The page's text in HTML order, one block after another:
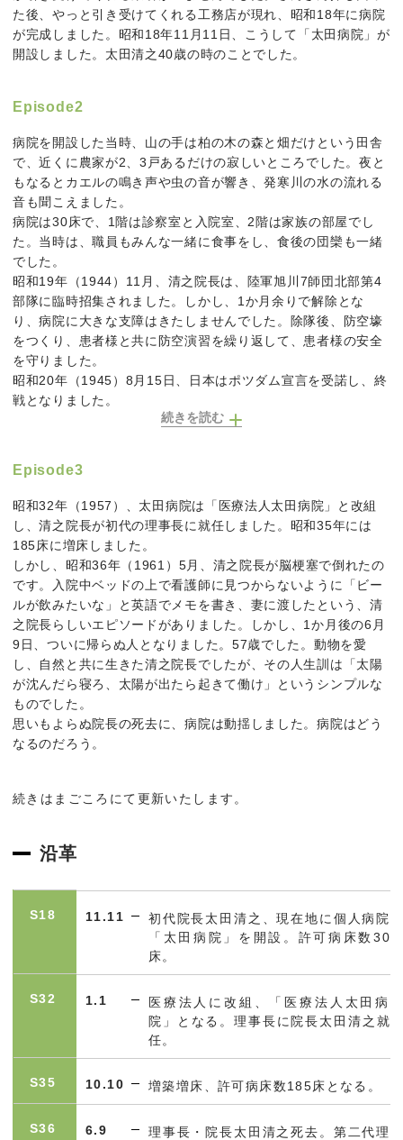
た後、やっと引き受けてくれる工務店が現れ、昭和18年に病院
が完成しました。昭和18年11月11日、こうして「太田病院」が
開設しました。太田清之40歳の時のことでした。
Episode2
病院を開設した当時、山の手は柏の木の森と畑だけという田舎
で、近くに農家が2、3戸あるだけの寂しいところでした。夜と
もなるとカエルの鳴き声や虫の音が響き、発寒川の水の流れる
音も聞こえました。
病院は30床で、1階は診察室と入院室、2階は家族の部屋でし
た。当時は、職員もみんな一緒に食事をし、食後の団欒も一緒
でした。
昭和19年（1944）11月、清之院長は、陸軍旭川7師団北部第4
部隊に臨時招集されました。しかし、1か月余りで解除とな
り、病院に大きな支障はきたしませんでした。除隊後、防空壕
をつくり、患者様と共に防空演習を繰り返して、患者様の安全
を守りました。
昭和20年（1945）8月15日、日本はポツダム宣言を受諾し、終
戦となりました。
続きを読む
Episode3
昭和32年（1957）、太田病院は「医療法人太田病院」と改組
し、清之院長が初代の理事長に就任しました。昭和35年には
185床に増床しました。
しかし、昭和36年（1961）5月、清之院長が脳梗塞で倒れたの
です。入院中ベッドの上で看護師に見つからないように「ビー
ルが飲みたいな」と英語でメモを書き、妻に渡したという、清
之院長らしいエピソードがありました。しかし、1か月後の6月
9日、ついに帰らぬ人となりました。57歳でした。動物を愛
し、自然と共に生きた清之院長でしたが、その人生訓は「太陽
が沈んだら寝ろ、太陽が出たら起きて働け」というシンプルな
ものでした。
思いもよらぬ院長の死去に、病院は動揺しました。病院はどう
なるのだろう。
続きはまごころにて更新いたします。
沿革
S18 11.11
初代院長太田清之、現在地に個人病院
「太田病院」を開設。許可病床数30
床。
S32 1.1
医療法人に改組、「医療法人太田病
院」となる。理事長に院長太田清之就
任。
S35 10.10 増築増床、許可病床数185床となる。
S36 6.9
理事長・院長太田清之死去。第二代理